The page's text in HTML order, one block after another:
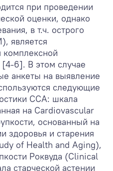
при проведении
оценки, однако
в т.ч. острого
является
комплексной
[4-6]. В этом случае
анкеты на выявление
следующие
ССА: шкала
на Cardiovascular
основанный на
здоровья и старения
of Health and Aging),
Роквуда (Clinical
старческой астении